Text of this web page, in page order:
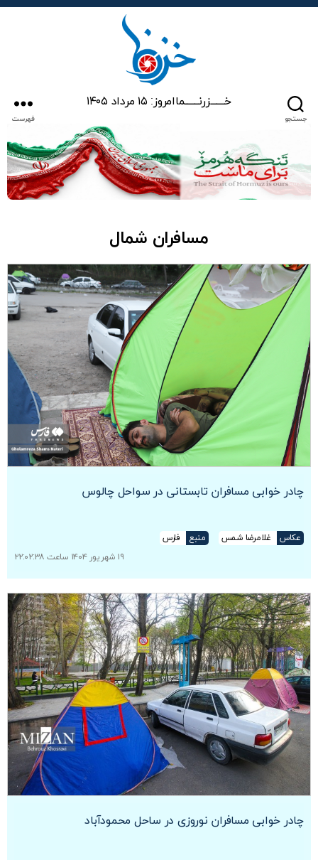
جستجو
خـــــــزرنـــــــماامروز: ۱۵ مرداد ۱۴۰۵
فهرست
مسافران شمال
چادر خوابی مسافران تابستانی در سواحل چالوس
عکاس غلامرضا شمس منبع
فارس
۱۹ شهریور ۱۴۰۴ ساعت ۲۲:۰۲:۳۸
چادر خوابی مسافران نوروزی در ساحل محمودآباد